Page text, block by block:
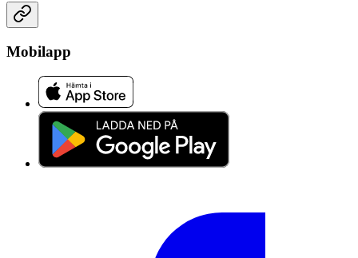
Mobilapp